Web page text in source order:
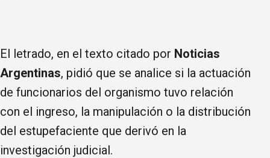
El letrado, en el texto citado por Noticias
Argentinas, pidió que se analice si la actuación
de funcionarios del organismo tuvo relación
con el ingreso, la manipulación o la distribución
del estupefaciente que derivó en la
investigación judicial.